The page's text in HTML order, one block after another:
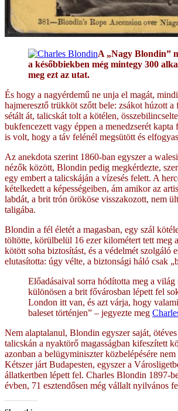
A „Nagy Blondin”
a későbbiekben még mintegy 300
meg ezt az utat.
És hogy a nagyérdemű ne unja el magát,
hajmeresztő trükköt szőtt bele: zsákot húzott a
sétált át, talicskát tolt a kötélen,
bukfencezett vagy éppen a menedzserét kapta
is volt, hogy a táv felénél megsütött és
Az anekdota szerint 1860-ban egyszer a
nézők között, Blondin pedig megkérdezte,
egy embert a talicskáján a vízesés felett. A
kételkedett a képességeiben, ám amikor az
labdát, a brit trón örököse visszakozott, nem
taligába.
Blondin a fél életét a magasban, egy szál
töltötte, körülbelül 16 ezer kilométert tett meg
kötött soha biztosítást, és a védelmét szolgáló
elutasította: úgy vélte, a biztonsági háló csak
Előadásaival sorra hódította meg a világ
különösen a brit fővárosban lépett fel
London itt van, és azt várja, hogy
baleset történjen” – jegyezte meg
Nem alaptalanul, Blondin egyszer saját,
talicskán a nyaktörő magasságban kifeszített
azonban a belügyminiszter közbelépésére nem
Kétszer járt Budapesten, egyszer a
állatkertben lépett fel. Charles Blondin 1897-
évben, 71 esztendősen még vállalt nyilvános